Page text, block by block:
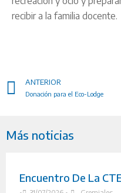
recibir a la familia docente.
ANTERIOR
Donación para el Eco-Lodge
Más noticias
Encuentro De La